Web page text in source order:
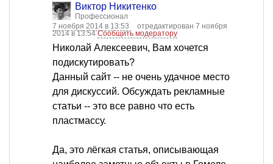
Виктор Никитенко
Профессионал
7 ноября 2014 в 13:53
отредактирован 7 ноября
2014 в 13:54Сообщить модератору
Николай Алексеевич, Вам хочется
подискутировать?
Данный сайт -- не очень удачное место
для дискуссий. Обсуждать рекламные
статьи -- это все равно что есть
пластмассу.
Да, это лёгкая статья, описывающая